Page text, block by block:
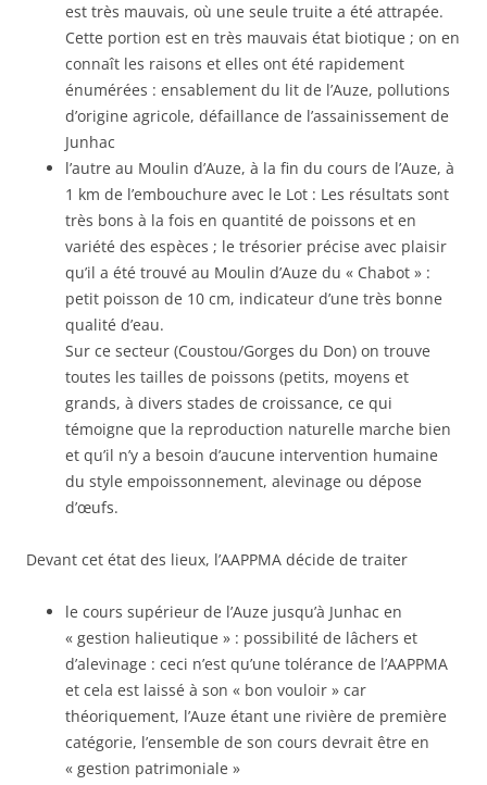
est très mauvais, où une seule truite a été attrapée.
Cette portion est en très mauvais état biotique ; on en
connaît les raisons et elles ont été rapidement
énumérées : ensablement du lit de l’Auze, pollutions
d’origine agricole, défaillance de l’assainissement de
Junhac
l’autre au Moulin d’Auze, à la fin du cours de l’Auze, à
1 km de l’embouchure avec le Lot : Les résultats sont
très bons à la fois en quantité de poissons et en
variété des espèces ; le trésorier précise avec plaisir
qu’il a été trouvé au Moulin d’Auze du « Chabot » :
petit poisson de 10 cm, indicateur d’une très bonne
qualité d’eau.
Sur ce secteur (Coustou/Gorges du Don) on trouve
toutes les tailles de poissons (petits, moyens et
grands, à divers stades de croissance, ce qui
témoigne que la reproduction naturelle marche bien
et qu’il n’y a besoin d’aucune intervention humaine
du style empoissonnement, alevinage ou dépose
d’œufs.
Devant cet état des lieux, l’AAPPMA décide de traiter
le cours supérieur de l’Auze jusqu’à Junhac en
« gestion halieutique » : possibilité de lâchers et
d’alevinage : ceci n’est qu’une tolérance de l’AAPPMA
et cela est laissé à son « bon vouloir » car
théoriquement, l’Auze étant une rivière de première
catégorie, l’ensemble de son cours devrait être en
« gestion patrimoniale »